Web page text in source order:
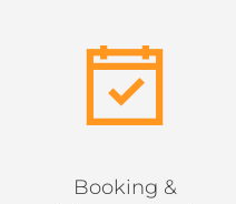
Booking &